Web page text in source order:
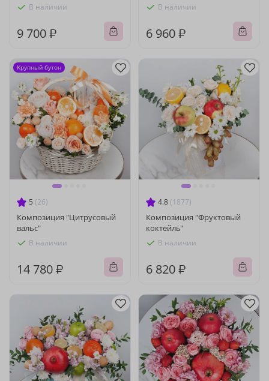
В наличии
9 700 ₽
В наличии
6 960 ₽
5 (26)
Композиция "Цитрусовый
вальс"
В наличии
14 780 ₽
Крупный бутон
4.8 (1877)
Композиция "Фруктовый
коктейль"
В наличии
6 820 ₽